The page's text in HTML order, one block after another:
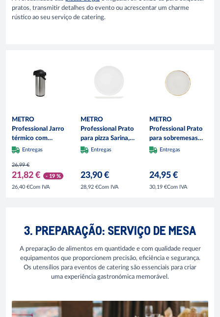
pratos, transmitir detalhes do evento ou acrescentar um charme
rústico ao seu serviço de catering.
METRO
Professional Jarro
térmico com
doseador, aço
20.5 x 17.5 x 43.5
cm, 5 L, prateado
Entregas
26,99 €
21,82 € - 19 %
26,40 €Com IVA
METRO
Professional Prato
para pizza Sarina,
porcelana, Ø 31 cm,
Entregas
23,90 €
28,92 €Com IVA
METRO
Professional Prato
para sobremesas
Ateo, porcelana, Ø
Entregas
24,95 €
30,19 €Com IVA
3. PREPARAÇÃO: SERVIÇO DE MESA
A preparação de alimentos em quantidade e com qualidade requer
equipamentos que proporcionem precisão, eficiência e segurança.
Os utensílios para eventos de catering são essenciais para criar
uma experiência gastronómica memorável.